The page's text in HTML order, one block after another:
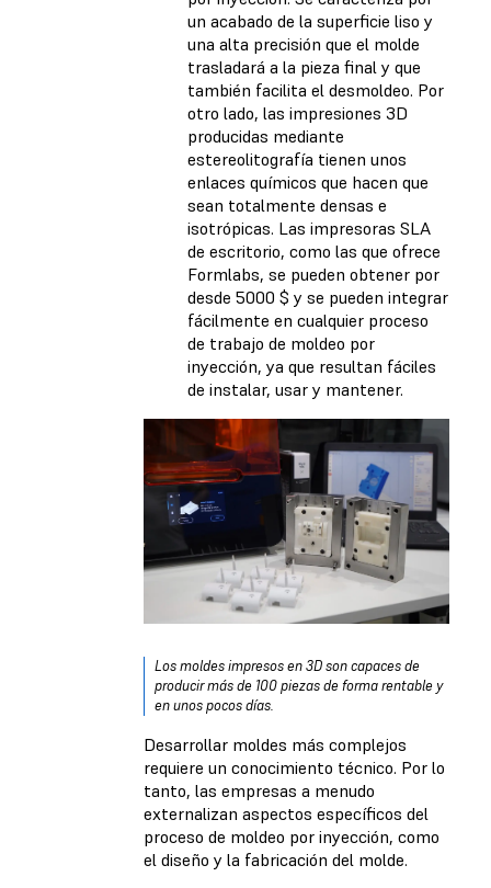
un acabado de la superficie liso y
una alta precisión que el molde
trasladará a la pieza final y que
también facilita el desmoldeo. Por
otro lado, las impresiones 3D
producidas mediante
estereolitografía tienen unos
enlaces químicos que hacen que
sean totalmente densas e
isotrópicas. Las impresoras SLA
de escritorio, como las que ofrece
Formlabs, se pueden obtener por
desde 5000 $ y se pueden integrar
fácilmente en cualquier proceso
de trabajo de moldeo por
inyección, ya que resultan fáciles
de instalar, usar y mantener.
Los moldes impresos en 3D son capaces de
producir más de 100 piezas de forma rentable y
en unos pocos días.
Desarrollar moldes más complejos
requiere un conocimiento técnico. Por lo
tanto, las empresas a menudo
externalizan aspectos específicos del
proceso de moldeo por inyección, como
el diseño y la fabricación del molde.